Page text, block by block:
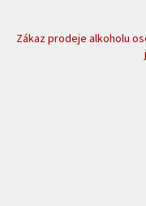
Zákaz prodeje alkoholu